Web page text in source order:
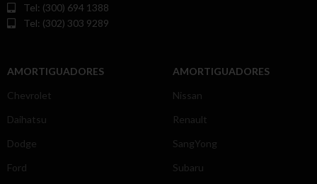
Tel: (300) 694 1388
Tel: (302) 303 9289
AMORTIGUADORES
Chevrolet
Daihatsu
Dodge
Ford
AMORTIGUADORES
Nissan
Renault
SangYong
Subaru